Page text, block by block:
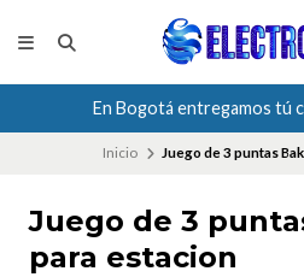
En Bogotá entregamos tú
Inicio Juego de 3 puntas
Juego de 3
para estacion